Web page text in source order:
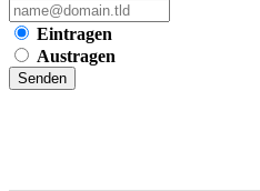
Eintragen
Austragen